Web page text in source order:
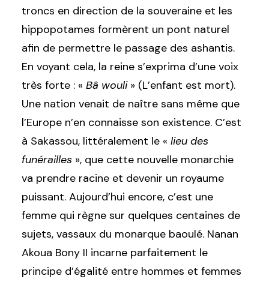
troncs en direction de la souveraine et les
hippopotames formèrent un pont naturel
afin de permettre le passage des ashantis.
En voyant cela, la reine s’exprima d’une voix
très forte : « Bâ wouli» (L’enfant est mort).
Une nation venait de naître sans même que
l’Europe n’en connaisse son existence. C’est
à Sakassou, littéralement le « lieu des
funérailles », que cette nouvelle monarchie
va prendre racine et devenir un royaume
puissant. Aujourd’hui encore, c’est une
femme qui règne sur quelques centaines de
sujets, vassaux du monarque baoulé. Nanan
Akoua Bony II incarne parfaitement le
principe d’égalité entre hommes et femmes